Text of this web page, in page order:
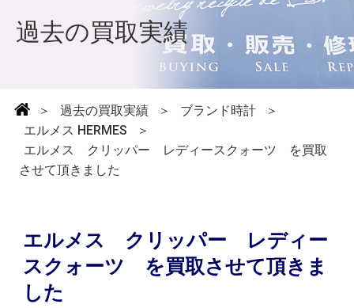
過去の買取実績
＞ 過去の買取実績 ＞ ブランド時計
＞
エルメス HERMES
＞
エルメス クリッパー レディースクォーツ を買取
させて頂きました
エルメス クリッパー レディー
スクォーツ を買取させて頂きま
した